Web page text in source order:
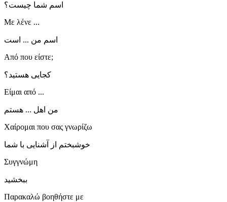
اسم شما چیست؟
Με λένε ...
اسم من ... است
Από που είστε;
کجایی هستید؟
Είμαι από ...
من اهل ... هستم
Χαίρομαι που σας γνωρίζω
خوشبختم از آشنایی با شما
Συγγνώμη
ببخشید
Παρακαλώ βοηθήστε με